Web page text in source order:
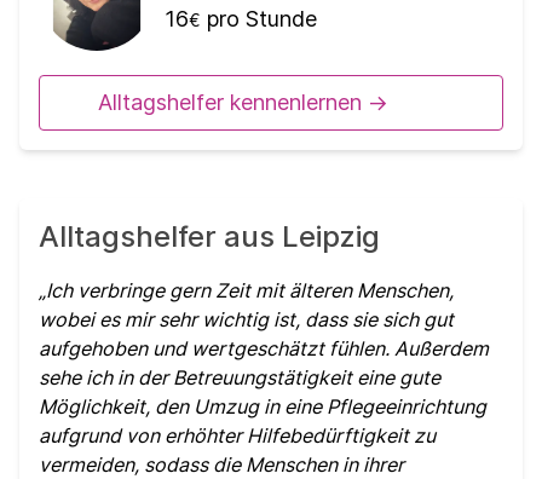
16€ pro Stunde
Alltagshelfer kennenlernen ->
Alltagshelfer aus Leipzig
Ich verbringe gern Zeit mit älteren Menschen,
wobei es mir sehr wichtig ist, dass sie sich gut
aufgehoben und wertgeschätzt fühlen. Außerdem
sehe ich in der Betreuungstätigkeit eine gute
Möglichkeit, den Umzug in eine Pflegeeinrichtung
aufgrund von erhöhter Hilfebedürftigkeit zu
vermeiden, sodass die Menschen in ihrer